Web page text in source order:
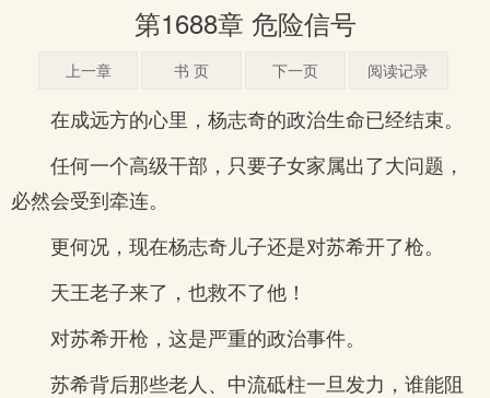
第1688章 危险信号
上一章 书 页 下一页 阅读记录
在成远方的心里，杨志奇的政治生命已经结束。
任何一个高级干部，只要子女家属出了大问题，
必然会受到牵连。
更何况，现在杨志奇儿子还是对苏希开了枪。
天王老子来了，也救不了他！
对苏希开枪，这是严重的政治事件。
苏希背后那些老人、中流砥柱一旦发力，谁能阻